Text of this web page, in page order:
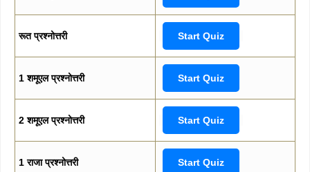
रूत प्रश्नोत्तरी Start Quiz
1 शमूएल प्रश्नोत्तरी Start Quiz
2 शमूएल प्रश्नोत्तरी Start Quiz
1 राजा प्रश्नोत्तरी Start Quiz